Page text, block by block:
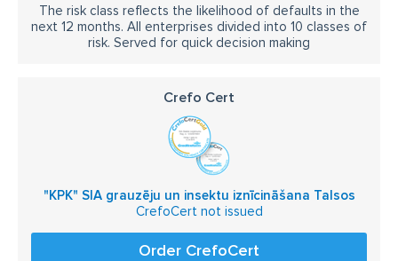
The risk class reflects the likelihood of defaults in the
next 12 months. All enterprises divided into 10 classes of
risk. Served for quick decision making
Crefo Cert
"KPK" SIA grauzēju un insektu iznīcināšana Talsos
CrefoCert not issued
Order CrefoCert